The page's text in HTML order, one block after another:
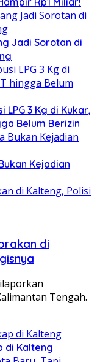
Jadi Sorotan di
3 Kg di Kukar,
Belum Berizin
Kejadian
di
Tengah.
di Kalteng